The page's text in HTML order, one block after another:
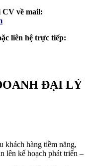
CV về mail:
liên hệ trực tiếp:
ĐẠI LÝ
khách hàng tiềm năng,
lên kế hoạch phát triển –